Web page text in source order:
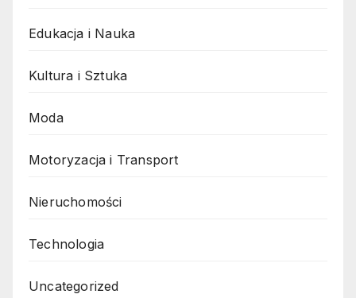
Edukacja i Nauka
Kultura i Sztuka
Moda
Motoryzacja i Transport
Nieruchomości
Technologia
Uncategorized